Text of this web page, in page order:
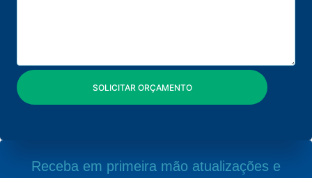
Receba em primeira mão atualizações e